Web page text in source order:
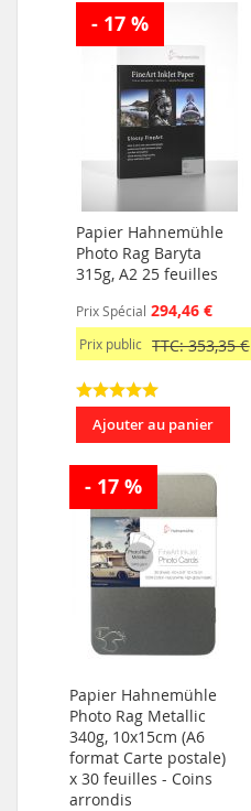
- 17 %
Papier Hahnemühle
Photo Rag Baryta
315g, A2 25 feuilles
Prix Spécial 294,46 €
Prix public TTC: 353,35 €
Ajouter au panier
- 17 %
Papier Hahnemühle
Photo Rag Metallic
340g, 10x15cm (A6
format Carte postale)
x 30 feuilles - Coins
arrondis